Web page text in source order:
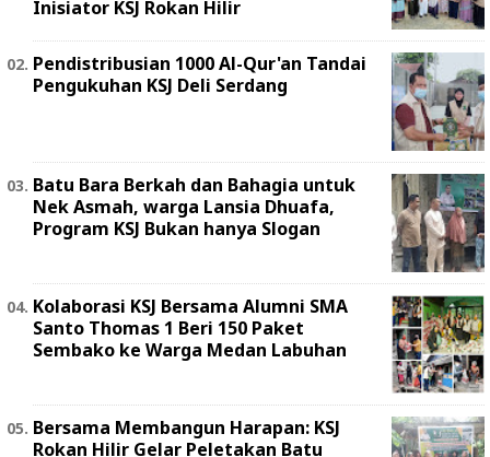
Inisiator KSJ Rokan Hilir
Pendistribusian 1000 Al-Qur'an Tandai
Pengukuhan KSJ Deli Serdang
Batu Bara Berkah dan Bahagia untuk
Nek Asmah, warga Lansia Dhuafa,
Program KSJ Bukan hanya Slogan
Kolaborasi KSJ Bersama Alumni SMA
Santo Thomas 1 Beri 150 Paket
Sembako ke Warga Medan Labuhan
Bersama Membangun Harapan: KSJ
Rokan Hilir Gelar Peletakan Batu